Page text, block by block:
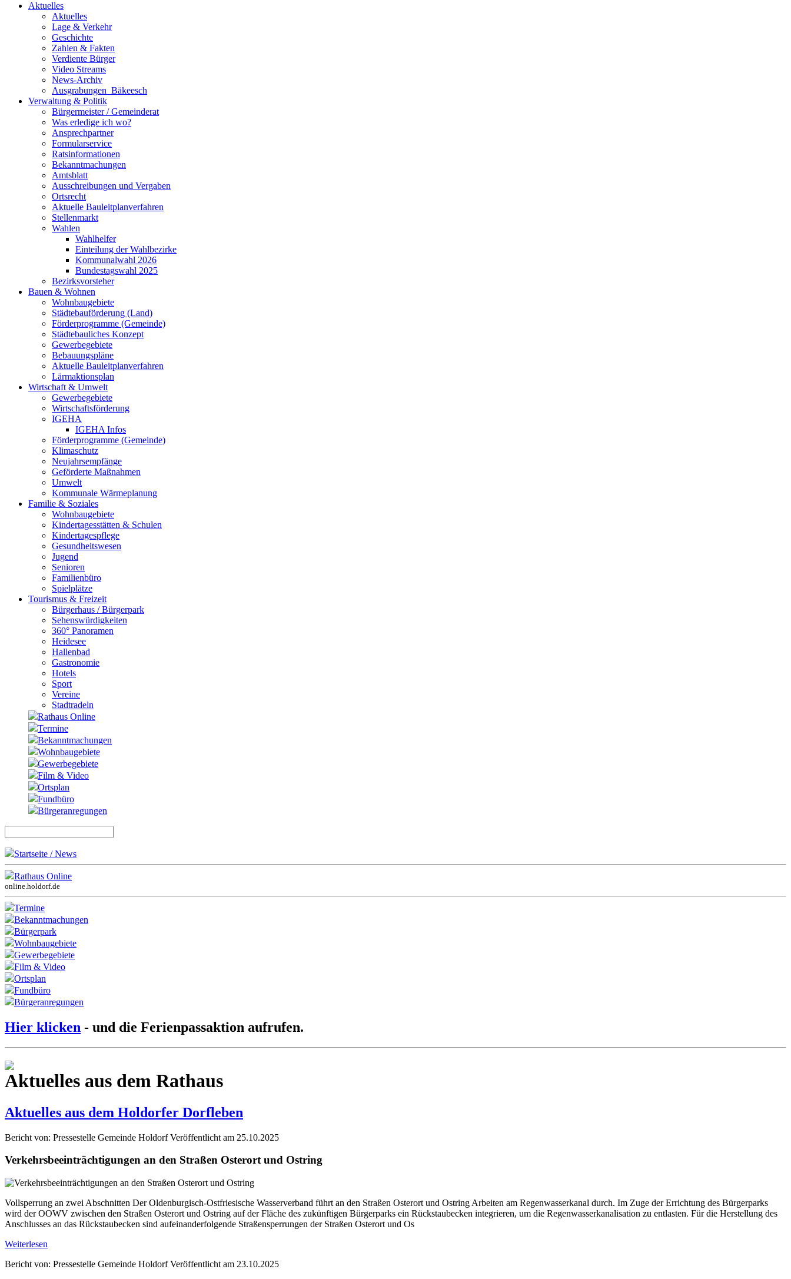
Aktuelles
Aktuelles
Lage & Verkehr
Geschichte
Zahlen & Fakten
Verdiente Bürger
Video Streams
News-Archiv
Ausgrabungen_Bäkeesch
Verwaltung & Politik
Bürgermeister / Gemeinderat
Was erledige ich wo?
Ansprechpartner
Formularservice
Ratsinformationen
Bekanntmachungen
Amtsblatt
Ausschreibungen und Vergaben
Ortsrecht
Aktuelle Bauleitplanverfahren
Stellenmarkt
Wahlen
Wahlhelfer
Einteilung der Wahlbezirke
Kommunalwahl 2026
Bundestagswahl 2025
Bezirksvorsteher
Bauen & Wohnen
Wohnbaugebiete
Städtebauförderung (Land)
Förderprogramme (Gemeinde)
Städtebauliches Konzept
Gewerbegebiete
Bebauungspläne
Aktuelle Bauleitplanverfahren
Lärmaktionsplan
Wirtschaft & Umwelt
Gewerbegebiete
Wirtschaftsförderung
IGEHA
IGEHA Infos
Förderprogramme (Gemeinde)
Klimaschutz
Neujahrsempfänge
Geförderte Maßnahmen
Umwelt
Kommunale Wärmeplanung
Familie & Soziales
Wohnbaugebiete
Kindertagesstätten & Schulen
Kindertagespflege
Gesundheitswesen
Jugend
Senioren
Familienbüro
Spielplätze
Tourismus & Freizeit
Bürgerhaus / Bürgerpark
Sehenswürdigkeiten
360° Panoramen
Heidesee
Hallenbad
Gastronomie
Hotels
Sport
Vereine
Stadtradeln
Rathaus Online
Termine
Bekanntmachungen
Wohnbaugebiete
Gewerbegebiete
Film & Video
Ortsplan
Fundbüro
Bürgeranregungen
Startseite / News
Rathaus Online
online.holdorf.de
Termine
Bekanntmachungen
Bürgerpark
Wohnbaugebiete
Gewerbegebiete
Film & Video
Ortsplan
Fundbüro
Bürgeranregungen
Hier klicken - und die Ferienpassaktion aufrufen.
Aktuelles aus dem Rathaus
Aktuelles aus dem Holdorfer Dorfleben
Bericht von: Pressestelle Gemeinde Holdorf Veröffentlicht am 25.10.2025
Verkehrsbeeinträchtigungen an den Straßen Osterort und Ostring
Vollsperrung an zwei Abschnitten Der Oldenburgisch-Ostfriesische Wasserverband führt an den Straßen Osterort und Ostring Arbeiten am Regenwasserkanal durch. Im Zuge der Errichtung des Bürgerparks
wird der OOWV zwischen den Straßen Osterort und Ostring auf der Fläche des zukünftigen Bürgerparks ein Rückstaubecken integrieren, um die Regenwasserkanalisation zu entlasten. Für die Herstellung des
Anschlusses an das Rückstaubecken sind aufeinanderfolgende Straßensperrungen der Straßen Osterort und Os
Weiterlesen
Bericht von: Pressestelle Gemeinde Holdorf Veröffentlicht am 23.10.2025